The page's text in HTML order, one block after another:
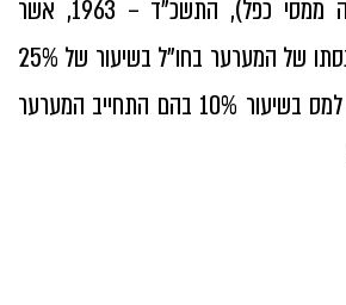
צו מס הכנסה (הקלה ממסי כפל), התשכ"ד – 1963, אשר
בהתאם לו, תחויב הכנסתו של המערער בחו"ל בשיעור של 25%
בישראל (זאת בנוסף למס בשיעור 10% בהם התחייב המערער